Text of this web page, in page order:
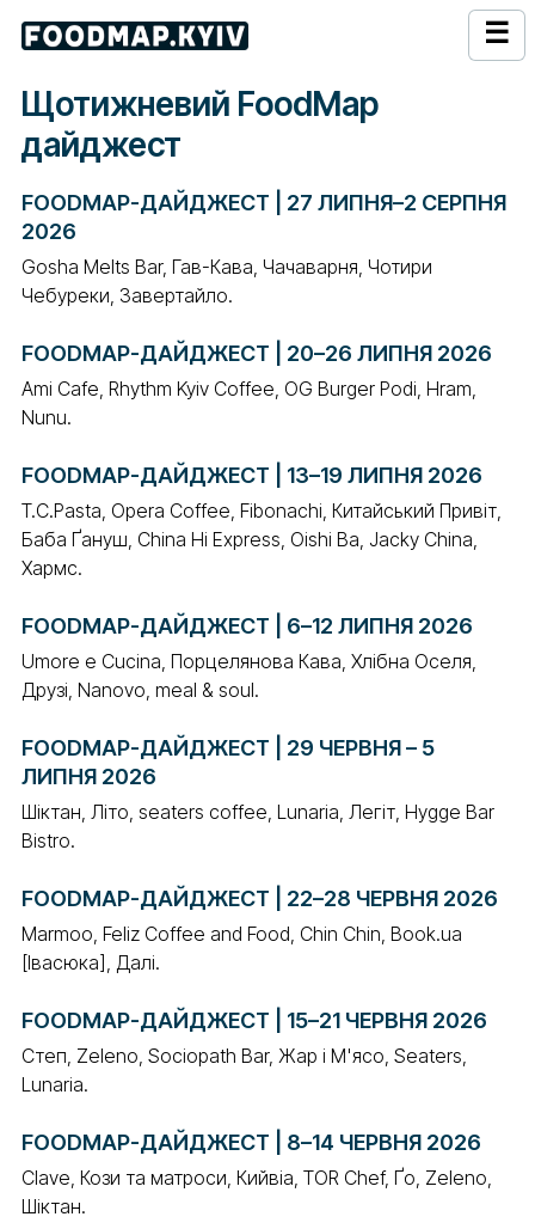
☰
Щотижневий FoodMap
дайджест
FOODMAP-ДАЙДЖЕСТ | 27 ЛИПНЯ–2 СЕРПНЯ
2026
Gosha Melts Bar, Гав-Кава, Чачаварня, Чотири
Чебуреки, Завертайло.
FOODMAP-ДАЙДЖЕСТ | 20–26 ЛИПНЯ 2026
Ami Cafe, Rhythm Kyiv Coffee, OG Burger Podi, Hram,
Nunu.
FOODMAP-ДАЙДЖЕСТ | 13–19 ЛИПНЯ 2026
T.C.Pasta, Opera Coffee, Fibonachi, Китайський Привіт,
Баба Ґануш, China Hi Express, Oishi Ba, Jacky China,
Хармс.
FOODMAP-ДАЙДЖЕСТ | 6–12 ЛИПНЯ 2026
Umore e Cucina, Порцелянова Кава, Хлібна Оселя,
Друзі, Nanovo, meal & soul.
FOODMAP-ДАЙДЖЕСТ | 29 ЧЕРВНЯ – 5
ЛИПНЯ 2026
Шіктан, Літо, seaters coffee, Lunaria, Легіт, Hygge Bar
Bistro.
FOODMAP-ДАЙДЖЕСТ | 22–28 ЧЕРВНЯ 2026
Marmoo, Feliz Coffee and Food, Chin Chin, Book.ua
[Івасюка], Далі.
FOODMAP-ДАЙДЖЕСТ | 15–21 ЧЕРВНЯ 2026
Степ, Zeleno, Sociopath Bar, Жар і М'ясо, Seaters,
Lunaria.
FOODMAP-ДАЙДЖЕСТ | 8–14 ЧЕРВНЯ 2026
Clave, Кози та матроси, Кийвіа, TOR Chef, Ґо, Zeleno,
Шіктан.